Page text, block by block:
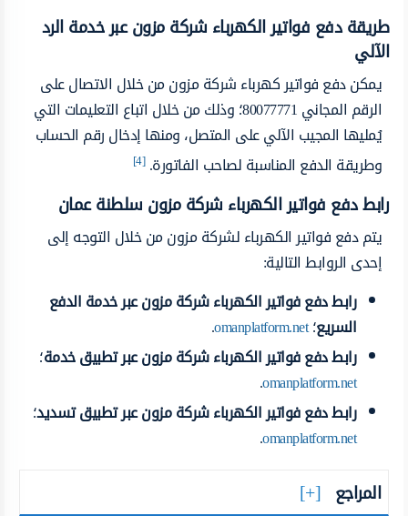
طريقة دفع فواتير الكهرباء شركة مزون عبر خدمة الرد
الآلي
يمكن دفع فواتير كهرباء شركة مزون من خلال الاتصال على
الرقم المجاني 80077771؛ وذلك من خلال اتباع التعليمات التي
يُمليها المجيب الآلي على المتصل، ومنها إدخال رقم الحساب
وطريقة الدفع المناسبة لصاحب الفاتورة.[4]
رابط دفع فواتير الكهرباء شركة مزون سلطنة عمان
يتم دفع فواتير الكهرباء لشركة مزون من خلال التوجه إلى
إحدى الروابط التالية:
رابط دفع فواتير الكهرباء شركة مزون عبر خدمة الدفع
السريع؛omanplatform.net
.
رابط دفع فواتير الكهرباء شركة مزون عبر تطبيق خدمة؛
omanplatform.net
.
رابط دفع فواتير الكهرباء شركة مزون عبر تطبيق تسديد؛
omanplatform.net
.
المراجع